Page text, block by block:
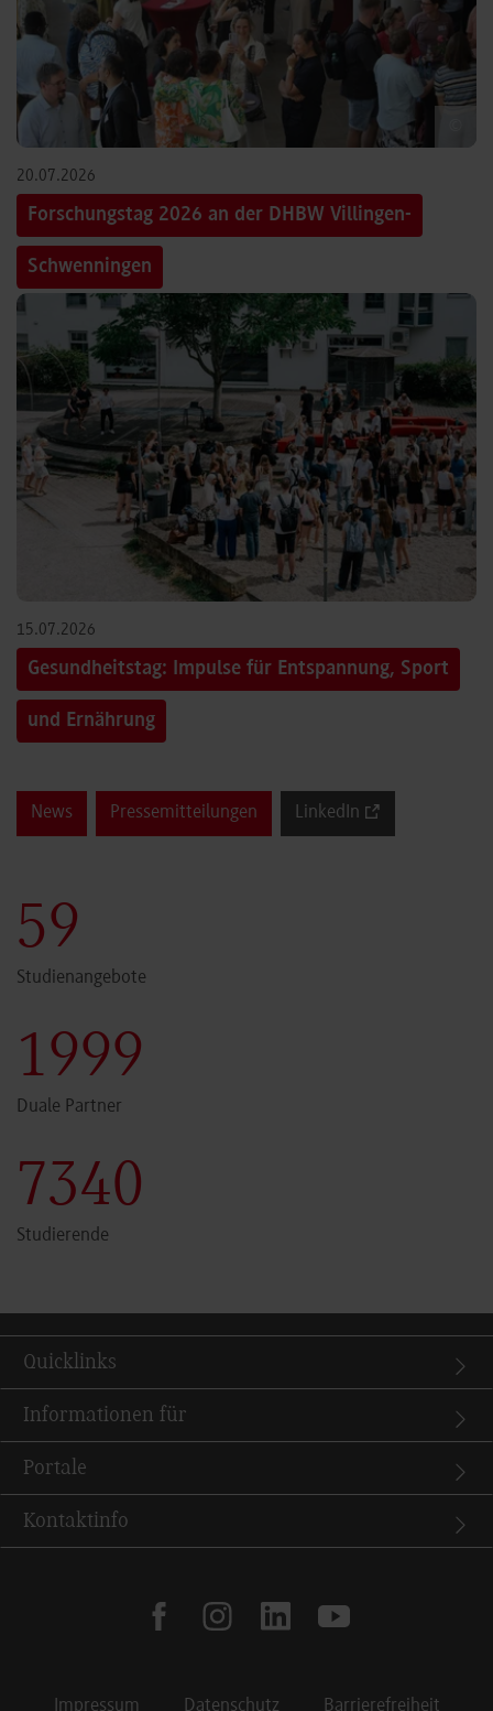
20.07.2026
Forschungstag 2026 an der DHBW Villingen-
Schwenningen
15.07.2026
Gesundheitstag: Impulse für Entspannung, Sport
und Ernährung
News Pressemitteilungen LinkedIn
60
Studienangebote
2000
Duale Partner
7341
Studierende
Quicklinks
Informationen für
Portale
Kontaktinfo
facebookinstagramlinkedin youtube